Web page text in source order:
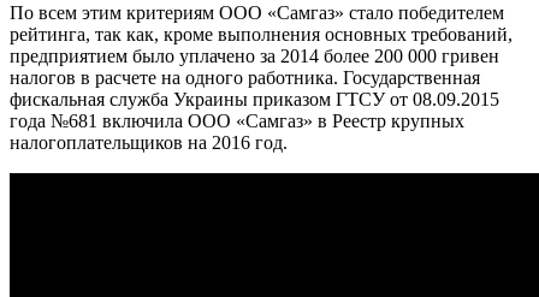
По всем этим критериям ООО «Самгаз» стало победителем
рейтинга, так как, кроме выполнения основных требований,
предприятием было уплачено за 2014 более 200 000 гривен
налогов в расчете на одного работника. Государственная
фискальная служба Украины приказом ГТСУ от 08.09.2015
года №681 включила ООО «Самгаз» в Реестр крупных
налогоплательщиков на 2016 год.